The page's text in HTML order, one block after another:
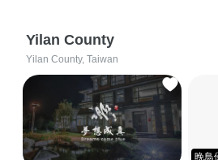
Yilan County
Yilan County, Taiwan
晚鳥